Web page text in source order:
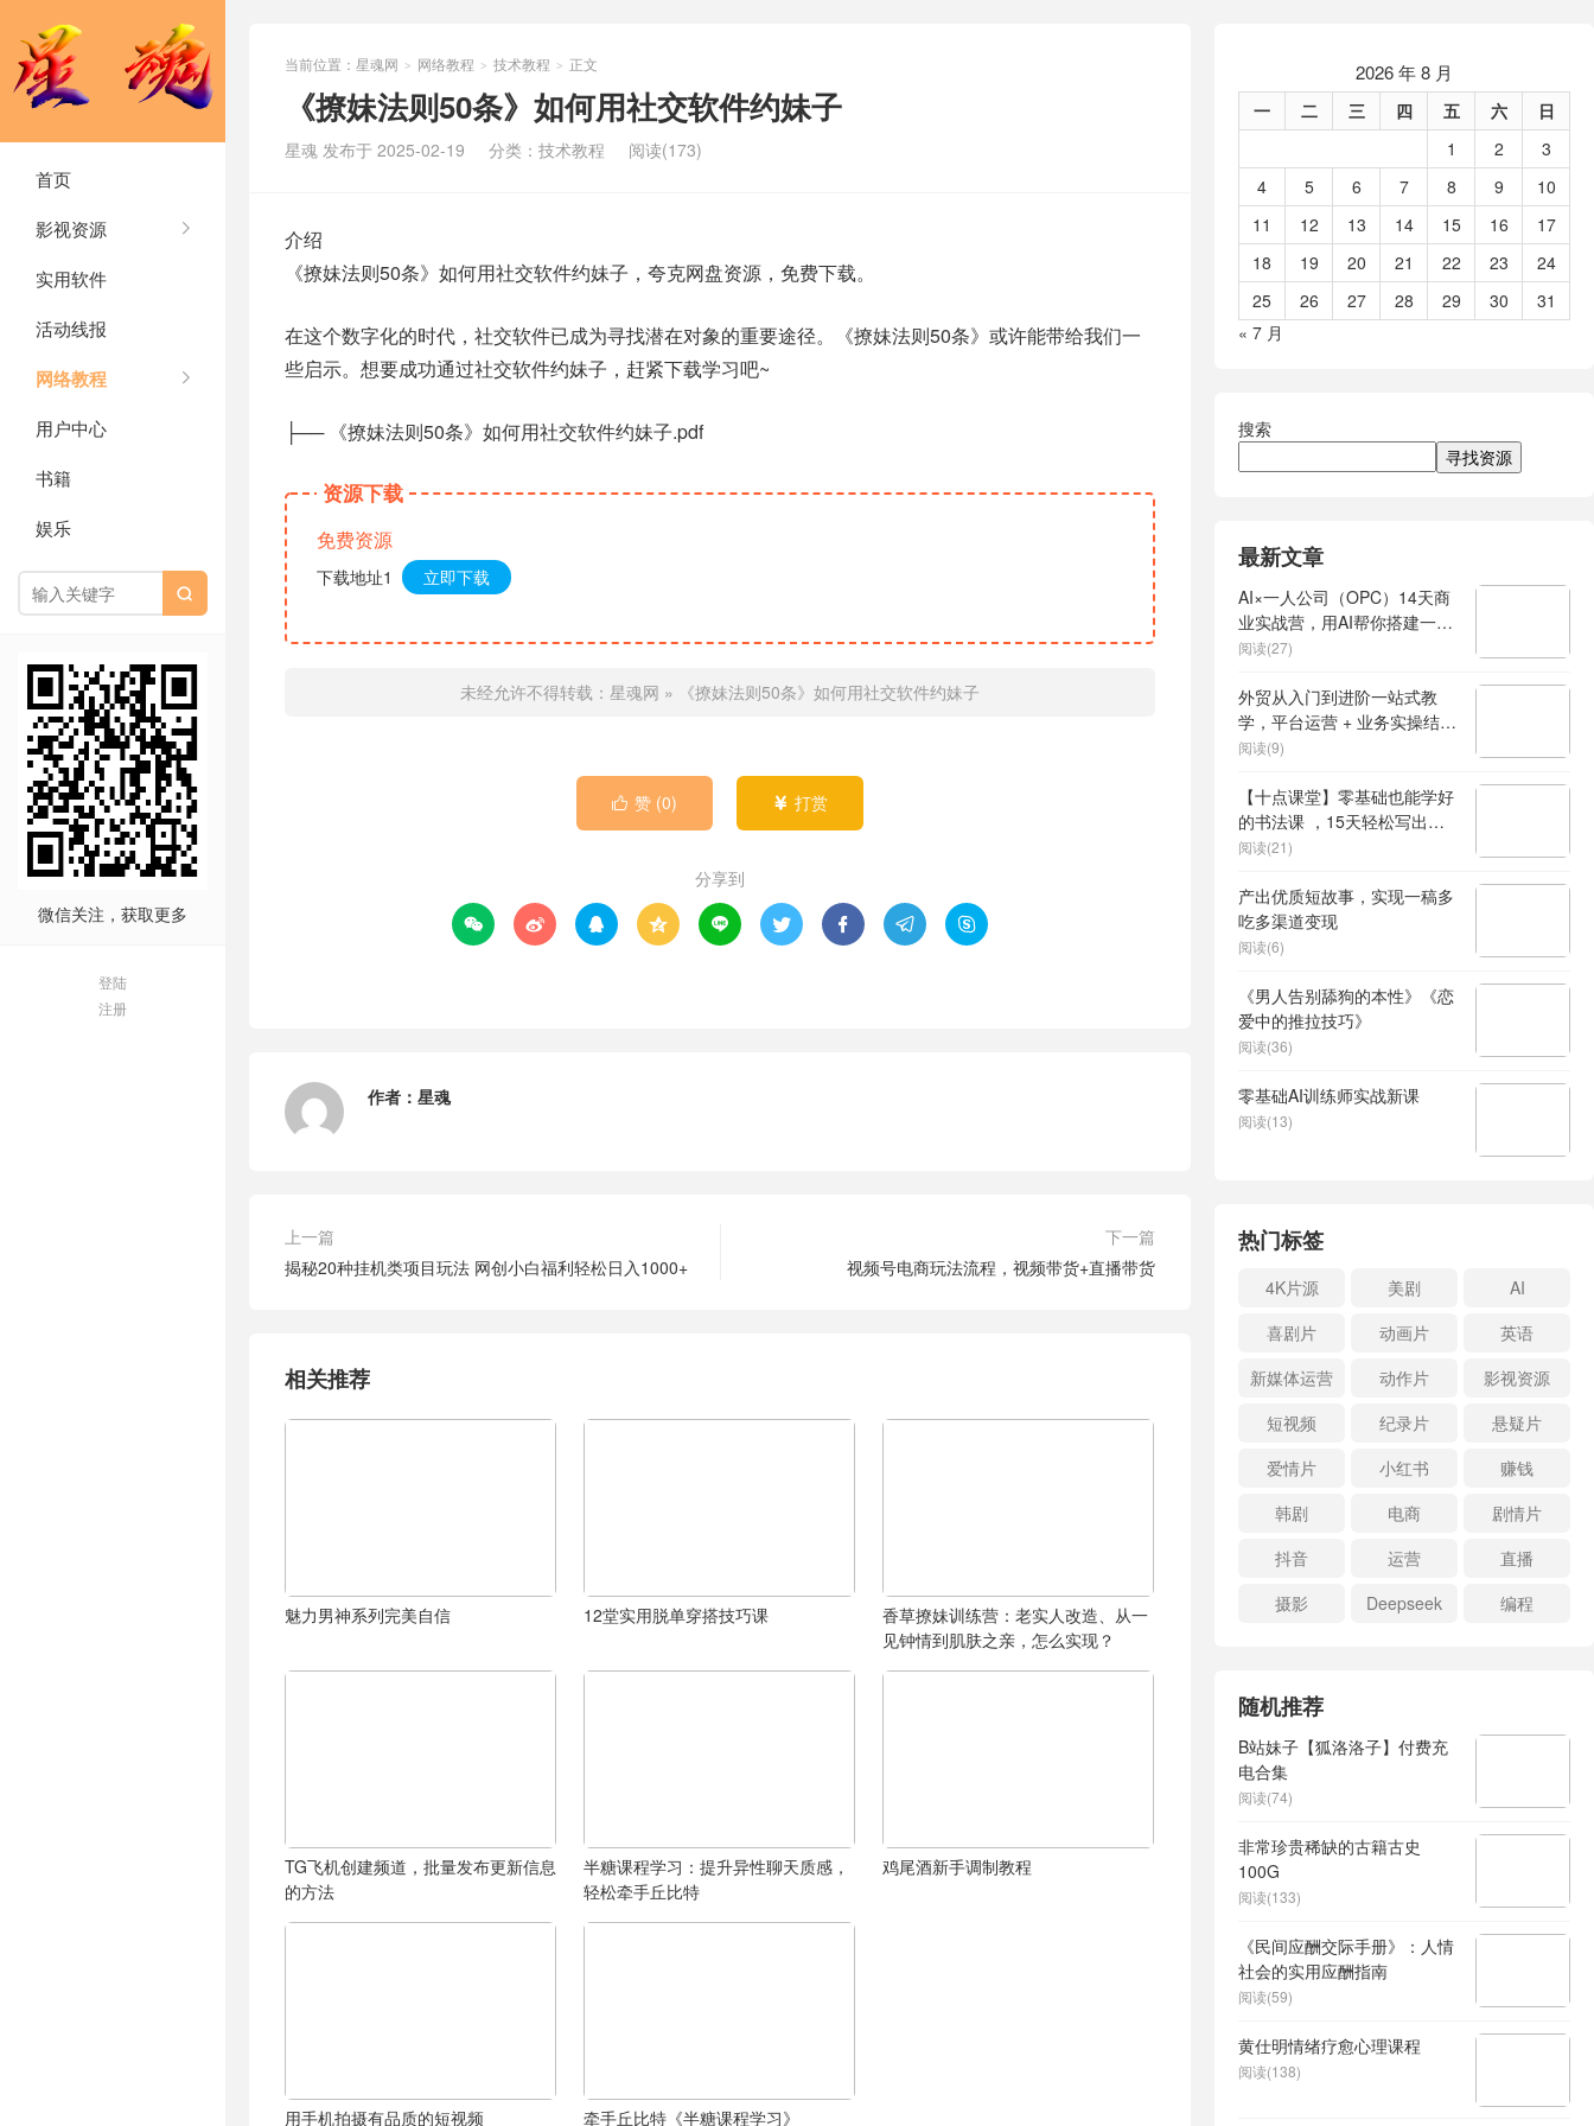
首页
影视资源
实用软件
活动线报
网络教程
用户中心
书籍
娱乐

微信关注，获取更多
登陆
注册
当前位置： 星魂网 > 网络教程 > 技术教程 > 正文
《撩妹法则50条》如何用社交软件约妹子
星魂 发布于 2025-02-19 分类： 技术教程 阅读(173)
介绍
《撩妹法则50条》如何用社交软件约妹子，夸克网盘资源，免费下载。
在这个数字化的时代，社交软件已成为寻找潜在对象的重要途径。《撩妹法则50条》或许能带给我们一
些启示。想要成功通过社交软件约妹子，赶紧下载学习吧~
├── 《撩妹法则50条》如何用社交软件约妹子.pdf
资源下载
免费资源
下载地址1 立即下载
未经允许不得转载： 星魂网 » 《撩妹法则50条》如何用社交软件约妹子
 赞 (0)  打赏
分享到
        
作者： 星魂
上一篇
揭秘20种挂机类项目玩法 网创小白福利轻松日入1000+
下一篇
视频号电商玩法流程，视频带货+直播带货
相关推荐
魅力男神系列完美自信 12堂实用脱单穿搭技巧课
香草撩妹训练营：老实人改造、从一
见钟情到肌肤之亲，怎么实现？
TG飞机创建频道，批量发布更新信息
的方法
半糖课程学习：提升异性聊天质感，
轻松牵手丘比特
鸡尾酒新手调制教程
用手机拍摄有品质的短视频 牵手丘比特《半糖课程学习》
2026 年 8 月
一 二 三 四 五 六
日
1
2
3
4
5 6 7 8 9
10
11
12 13 14 15 16
17
18
19 20 21 22 23
24
25
26 27 28 29 30
31
« 7 月
搜索
寻找资源
最新文章
AI×一人公司（OPC）14天商
业实战营，用AI帮你搭建一个
属于你自己的、能独立賺钱的
阅读(27)
外贸从入门到进阶一站式教
学，平台运营 + 业务实操结
合，实现业绩稳步增长
阅读(9)
【十点课堂】零基础也能学好
的书法课 ，15天轻松写出漂
亮人生
阅读(21)
产出优质短故事，实现一稿多
吃多渠道变现
阅读(6)
《男人告别舔狗的本性》《恋
爱中的推拉技巧》
阅读(36)
零基础AI训练师实战新课
阅读(13)
热门标签
4K片源 美剧
AI
喜剧片
动画片
英语
新媒体运营
动作片
影视资源
短视频
纪录片
悬疑片
爱情片
小红书
赚钱
韩剧
电商
剧情片
抖音
运营
直播
摄影
Deepseek 编程
随机推荐
B站妹子【狐洛洛子】付费充
电合集
阅读(74)
非常珍贵稀缺的古籍古史
100G
阅读(133)
《民间应酬交际手册》：人情
社会的实用应酬指南
阅读(59)
黄仕明情绪疗愈心理课程
阅读(138)